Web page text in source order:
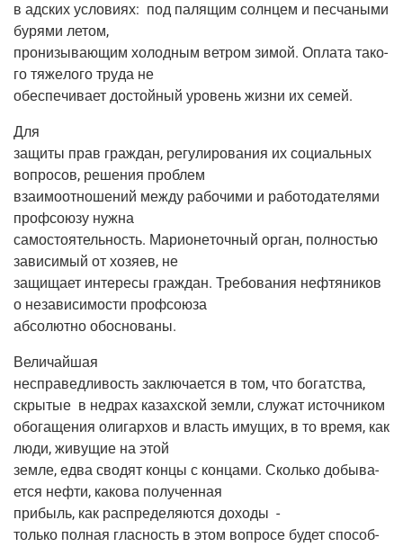
в адских усло­ви­ях: под паля­щим солн­цем и пес­ча­ны­ми
буря­ми летом,
про­ни­зы­ва­ю­щим холод­ным вет­ром зимой. Опла­та тако­
го тяже­ло­го тру­да не
обес­пе­чи­ва­ет достой­ный уро­вень жиз­ни их семей.
Для
защи­ты прав граж­дан, регу­ли­ро­ва­ния их соци­аль­ных
вопро­сов, реше­ния проблем
вза­и­мо­от­но­ше­ний меж­ду рабо­чи­ми и рабо­то­да­те­ля­ми
проф­со­ю­зу нужна
само­сто­я­тель­ность. Мари­о­не­точ­ный орган, пол­но­стью
зави­си­мый от хозя­ев, не
защи­ща­ет инте­ре­сы граж­дан. Тре­бо­ва­ния неф­тя­ни­ков
о неза­ви­си­мо­сти профсоюза
абсо­лют­но обоснованы.
Вели­чай­шая
неспра­вед­ли­вость заклю­ча­ет­ся в том, что богат­ства,
скры­тые в нед­рах казах­ской зем­ли, слу­жат источником
обо­га­ще­ния оли­гар­хов и власть иму­щих, в то вре­мя, как
люди, живу­щие на этой
зем­ле, едва сво­дят кон­цы с кон­ца­ми. Сколь­ко добы­ва­
ет­ся неф­ти, како­ва полученная
при­быль, как рас­пре­де­ля­ют­ся дохо­ды -
толь­ко пол­ная глас­ность в этом вопро­се будет спо­соб­